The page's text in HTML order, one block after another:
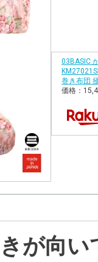
03BASIC
巻き布団
価格：
が向